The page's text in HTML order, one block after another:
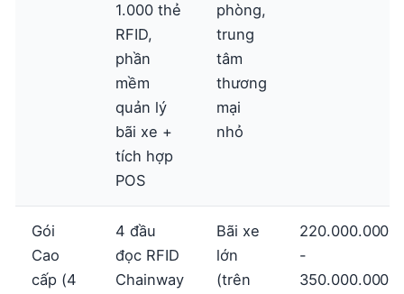
1.000 thẻ
RFID,
phần
mềm
quản lý
bãi xe +
tích hợp
POS
phòng,
trung
tâm
thương
mại
nhỏ
Gói
Cao
cấp (4
4 đầu
đọc RFID
Chainway
Bãi xe
lớn
(trên
220.000.000
-
350.000.000